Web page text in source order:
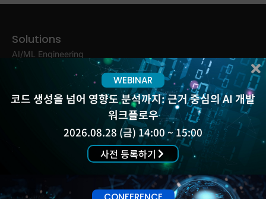
Solutions
AI/ML Engineering
ALM Engineering
Testing & Security
Experience Platform
About Us
Products
Customers
Blog
Events
Insight Report
Contact
(유)슬렉슨
서울 강서구 양천로
583 (우림블루나인) A-
2003,4
02-555-4887, 4847
WEBINAR
코드 생성을 넘어 영향도 분석까지: 근거 중심의 AI 개발
워크플로우
2026.08.28 (금) 14:00 ~ 15:00
사전 등록하기